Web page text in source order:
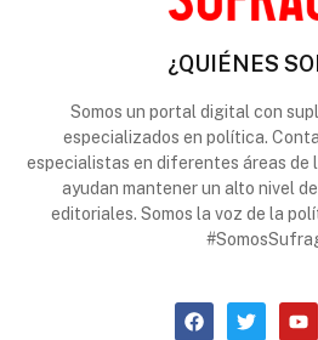
¿QUIÉNES
Somos un portal digital con
especializados en política.
especialistas en diferentes áreas de
ayudan mantener un alto nivel
editoriales. Somos la voz de la